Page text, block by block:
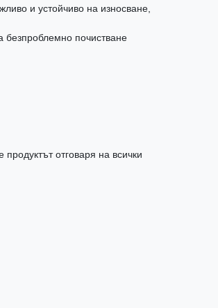
и устойчиво на износване,
почистване
отговаря на всички